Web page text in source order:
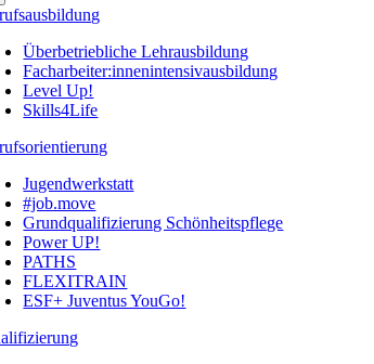
Überbetriebliche Lehrausbildung
Facharbeiter:innenintensivausbildung
Level Up!
Skills4Life
Jugendwerkstatt
#job.move
Grundqualifizierung Schönheitspflege
Power UP!
PATHS
FLEXITRAIN
ESF+ Juventus YouGo!